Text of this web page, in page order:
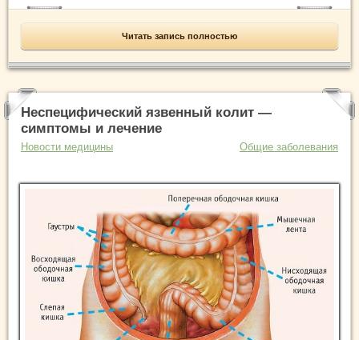
Читать запись полностью
Неспецифический язвенный колит —
симптомы и лечение
Новости медицины Общие заболевания